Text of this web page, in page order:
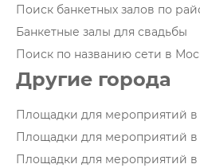
Поиск банкетных залов по
Банкетные залы для свадьбы
Поиск по названию сети в
Другие города
Площадки для мероприятий в
Площадки для мероприятий в
Площадки для мероприятий